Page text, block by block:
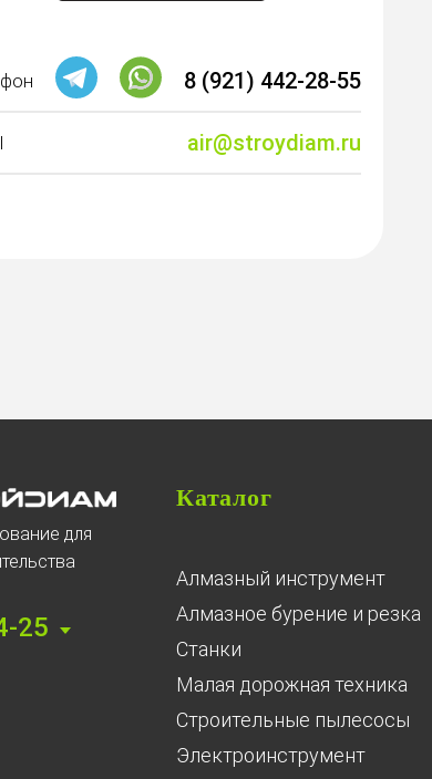
8 (921) 442-28-55
air@stroydiam.ru
для
25
Каталог
Алмазный инструмент
Алмазное бурение и резка
Станки
Малая дорожная техника
Строительные пылесосы
Электроинструмент